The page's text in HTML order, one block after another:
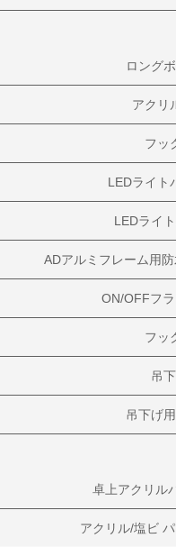
ロング
アクリ
フッ
LEDライト
LEDライ
ADアルミフレーム用
ON/OFFフ
フッ
吊
吊下げ
卓上アクリル
アクリル/塩ビ